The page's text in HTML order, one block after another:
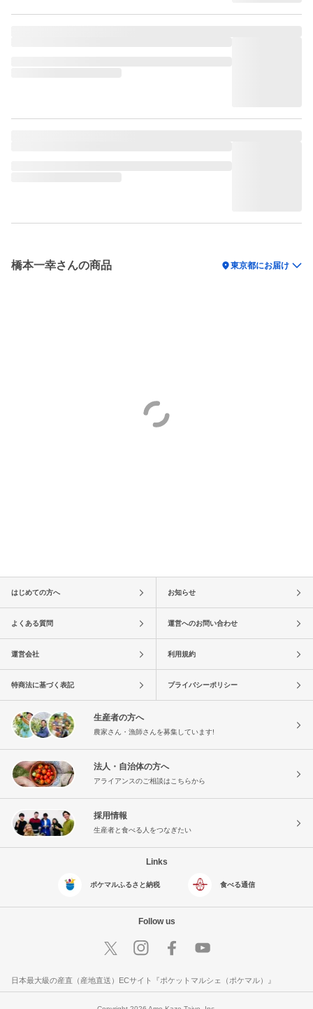
橋本一幸さんの商品 location_on東京都にお届け
はじめての方へ お知らせ
よくある質問 運営へのお問い合わせ
運営会社 利用規約
特商法に基づく表記 プライバシーポリシー
生産者の方へ
農家さん・漁師さんを募集しています!
法人・自治体の方へ
アライアンスのご相談はこちらから
採用情報
生産者と食べる人をつなぎたい
Links
ポケマルふるさと納税 食べる通信
Follow us
日本最大級の産直（産地直送）ECサイト『ポケットマルシェ（ポケマル）』